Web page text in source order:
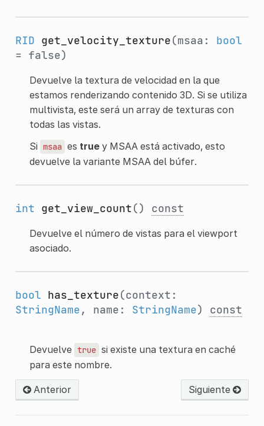
RID get_velocity_texture(msaa: bool
= false)
Devuelve la textura de velocidad en la que
estamos renderizando contenido 3D. Si se utiliza
multivista, este será un array de texturas con
todas las vistas.
Si msaa es truey MSAA está activado, esto
devuelve la variante MSAA del búfer.
int get_view_count() const
Devuelve el número de vistas para el viewport
asociado.
bool has_texture(context:
StringName, name: StringName) const
Devuelve true si existe una textura en caché
para este nombre.
Anterior Siguiente